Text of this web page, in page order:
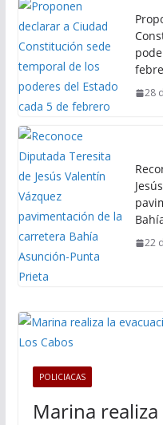
28
22
POLICIACAS
Marina